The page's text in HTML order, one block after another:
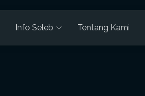
Info Seleb Tentang Kami